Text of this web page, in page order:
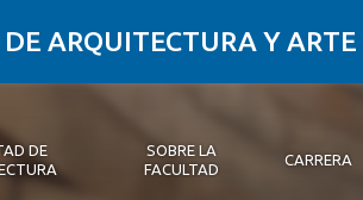
ARQUITECTURA Y ARTE
DE
SOBRE LA
FACULTAD
CARRERA